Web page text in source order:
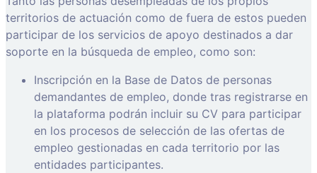
territorios de actuación como de fuera de estos pueden
participar de los servicios de apoyo destinados a dar
soporte en la búsqueda de empleo, como son:
Inscripción en la Base de Datos de personas
demandantes de empleo, donde tras registrarse en
la plataforma podrán incluir su CV para participar
en los procesos de selección de las ofertas de
empleo gestionadas en cada territorio por las
entidades participantes.